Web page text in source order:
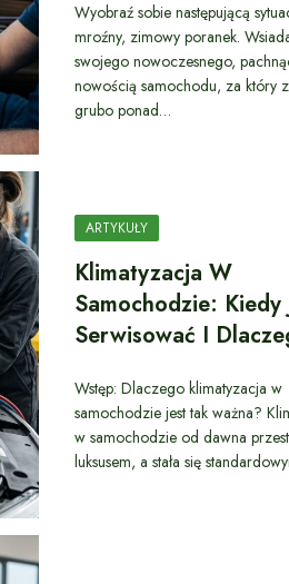
Wyobraź sobie następującą
mroźny, zimowy poranek.
swojego nowoczesnego,
nowością samochodu, za który
grubo ponad…
ARTYKUŁY
Klimatyzacja W
Samochodzie: Kiedy
Serwisować I
Wstęp: Dlaczego klimatyzacja w
samochodzie jest tak ważna?
w samochodzie od dawna
luksusem, a stała się